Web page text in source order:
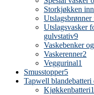
Storkjøkken
Utslagsvasker
gulvstativ9
Vaskebenker
Vaskerenner2
Veggurinal1
Smusstopper5
Tapwell blandebatteri
Kjøkkenbatteri